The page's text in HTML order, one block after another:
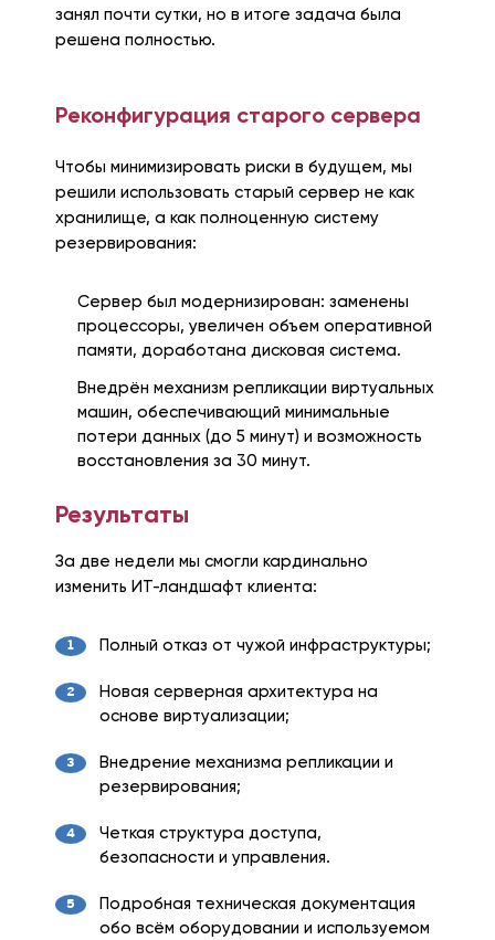
занял почти сутки, но в итоге задача была
решена полностью.
Реконфигурация старого сервера
Чтобы минимизировать риски в будущем, мы
решили использовать старый сервер не как
хранилище, а как полноценную систему
резервирования:
Сервер был модернизирован: заменены
процессоры, увеличен объем оперативной
памяти, доработана дисковая система.
Внедрён механизм репликации виртуальных
машин, обеспечивающий минимальные
потери данных (до 5 минут) и возможность
восстановления за 30 минут.
Результаты
За две недели мы смогли кардинально
изменить ИТ-ландшафт клиента:
Полный отказ от чужой инфраструктуры;
Новая серверная архитектура на
основе виртуализации;
Внедрение механизма репликации и
резервирования;
Четкая структура доступа,
безопасности и управления.
Подробная техническая документация
обо всём оборудовании и используемом